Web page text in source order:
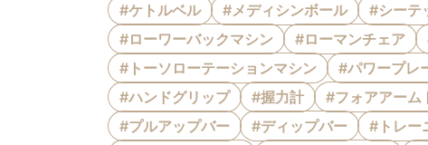
#ケトルベル
#メディシンボール #シーテ
#ローワーバックマシン
#ローマンチェア
#トーソローテーションマシン
#パワープレ
#ハンドグリップ
#握力計 #フォアアーム
#プルアップバー
#ディップバー #トレー